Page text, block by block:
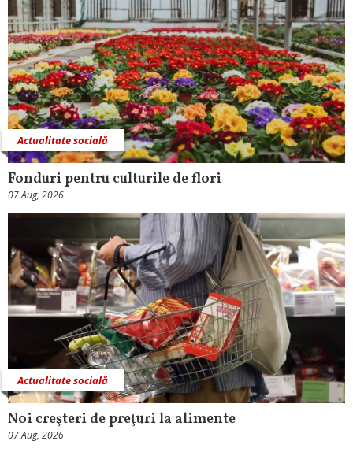
Actualitate socială
Fonduri pentru culturile de flori
07 Aug, 2026
Actualitate socială
Noi creşteri de preţuri la alimente
07 Aug, 2026